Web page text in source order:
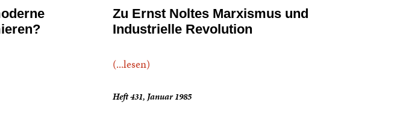
Zu Ernst Noltes Marxismus und
Industrielle Revolution
(...lesen)
Heft 431, Januar 1985